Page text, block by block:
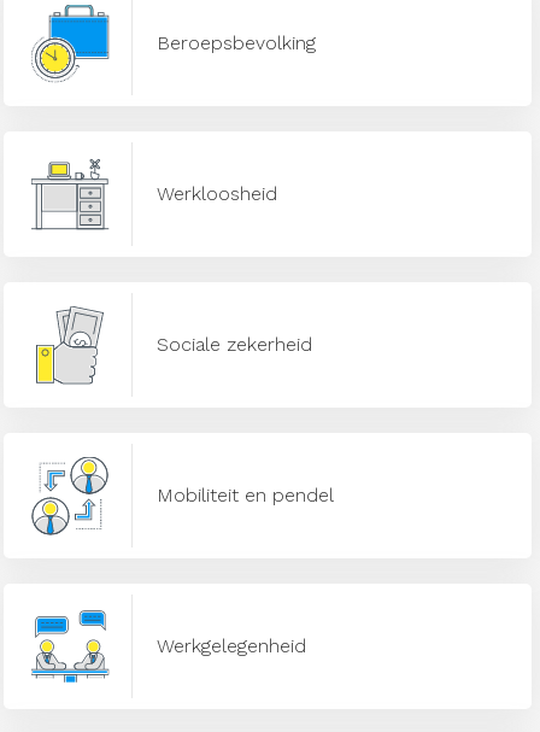
Beroepsbevolking
Werkloosheid
Sociale zekerheid
Mobiliteit en pendel
Werkgelegenheid